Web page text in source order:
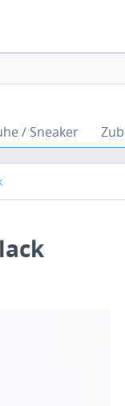
/ Sneaker